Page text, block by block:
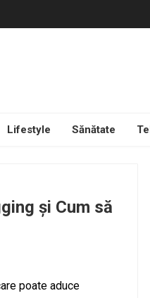
Lifestyle Sănătate
și Cum să
poate aduce